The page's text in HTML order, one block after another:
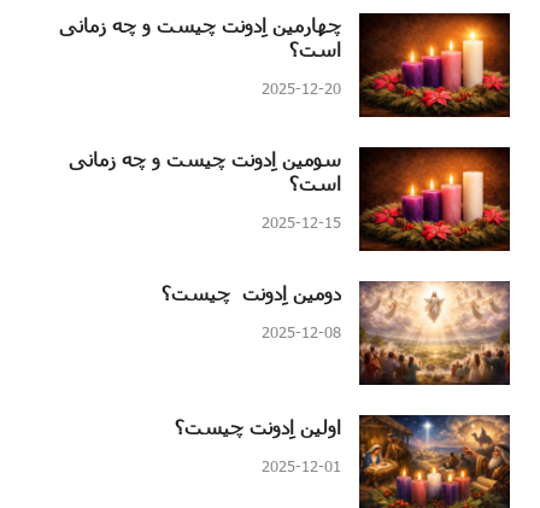
چهارمین اِدونت چیست و چه زمانی
است؟
2025-12-20
سومین اِدونت چیست و چه زمانی
است؟
2025-12-15
دومین اِدونت چیست؟
2025-12-08
اولین اِدونت چیست؟
2025-12-01